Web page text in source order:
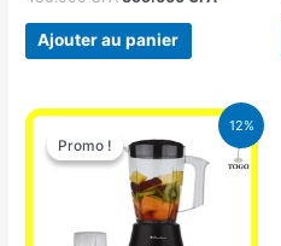
Ajouter au panier
12%
Promo !
Promo !
Le
prix
initial
était :
25.000 CFA.
Le
prix
actuel
est :